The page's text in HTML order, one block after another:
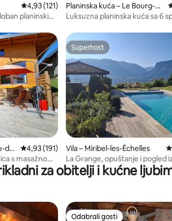
Prosječna ocjena: 4,93/5, recenzija: 121
4,93 (121)
planinski
Planinska kuća – Le Bourg-
d'Oisans
Luksuzna planinska kuća sa 6
de
Prosječna ocjena: 4,93/5, recenzija: 191
4,93 (191)
s masažnom
Superhost
Superhost
Vila – Miribel-les-Échelles
La Grange, opuštanje i pogled
(jacuzzi)
za obitelji i kućne
Odabrali gosti